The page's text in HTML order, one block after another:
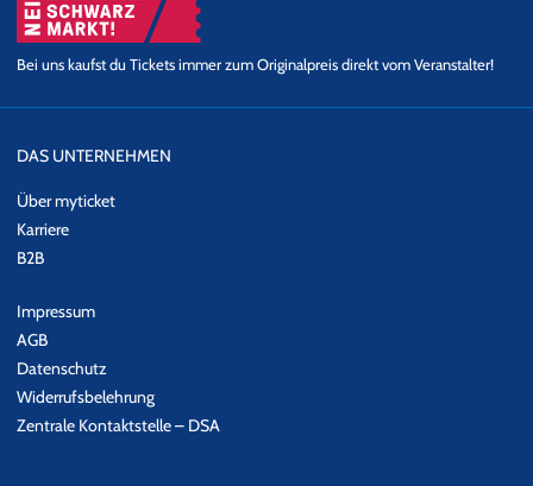
Bei uns kaufst du Tickets immer zum Originalpreis direkt vom Veranstalter!
DAS UNTERNEHMEN
Über myticket
Karriere
B2B
Impressum
AGB
Datenschutz
Widerrufsbelehrung
Zentrale Kontaktstelle – DSA